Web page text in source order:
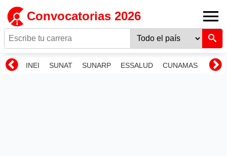
Convocatorias 2026
INEI SUNAT SUNARP ESSALUD CUNAMAS